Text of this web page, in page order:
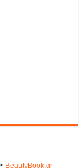
ΒeautyΒook.gr